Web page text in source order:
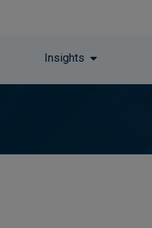
to main content
Insights